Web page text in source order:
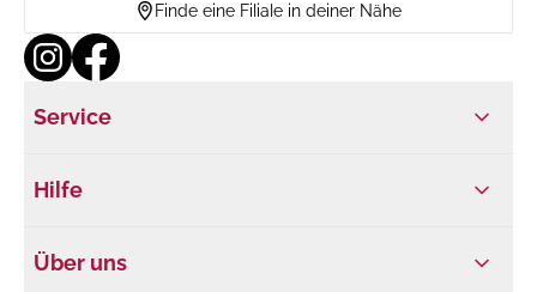
Finde eine Filiale in deiner Nähe
Service
Hilfe
Über uns